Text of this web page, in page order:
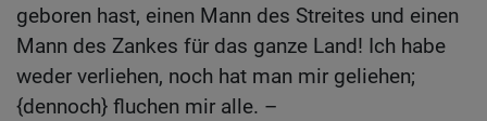
geboren hast, einen Mann des Streites und einen
Mann des Zankes für das ganze Land! Ich habe
weder verliehen, noch hat man mir geliehen;
{dennoch} fluchen mir alle. –